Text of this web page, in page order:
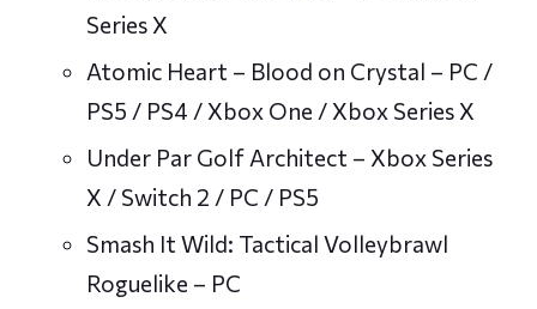
Series X
Atomic Heart – Blood on Crystal – PC /
PS5 / PS4 / Xbox One / Xbox Series X
Under Par Golf Architect – Xbox Series
X / Switch 2 / PC / PS5
Smash It Wild: Tactical Volleybrawl
Roguelike – PC